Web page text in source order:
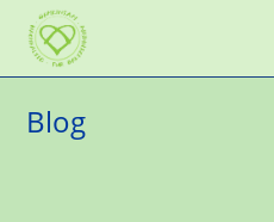
Inhalt
springen
Blog